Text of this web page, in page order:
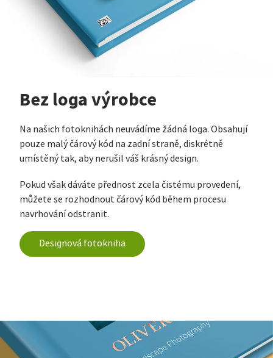
Bez loga výrobce
Na našich fotoknihách neuvádíme žádná loga. Obsahují
pouze malý čárový kód na zadní straně, diskrétně
umístěný tak, aby nerušil váš krásný design.
Pokud však dáváte přednost zcela čistému provedení,
můžete se rozhodnout čárový kód během procesu
navrhování odstranit.
Designová fotokniha